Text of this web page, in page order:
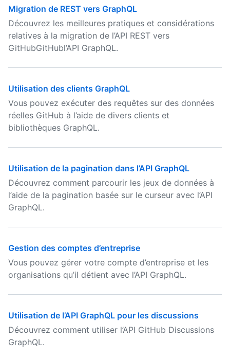
Migration de REST vers GraphQL
Découvrez les meilleures pratiques et considérations
relatives à la migration de l’API REST vers
GitHubGitHubl’API GraphQL.
Utilisation des clients GraphQL
Vous pouvez exécuter des requêtes sur des données
réelles GitHub à l’aide de divers clients et
bibliothèques GraphQL.
Utilisation de la pagination dans l’API GraphQL
Découvrez comment parcourir les jeux de données à
l’aide de la pagination basée sur le curseur avec l’API
GraphQL.
Gestion des comptes d’entreprise
Vous pouvez gérer votre compte d’entreprise et les
organisations qu’il détient avec l’API GraphQL.
Utilisation de l’API GraphQL pour les discussions
Découvrez comment utiliser l’API GitHub Discussions
GraphQL.